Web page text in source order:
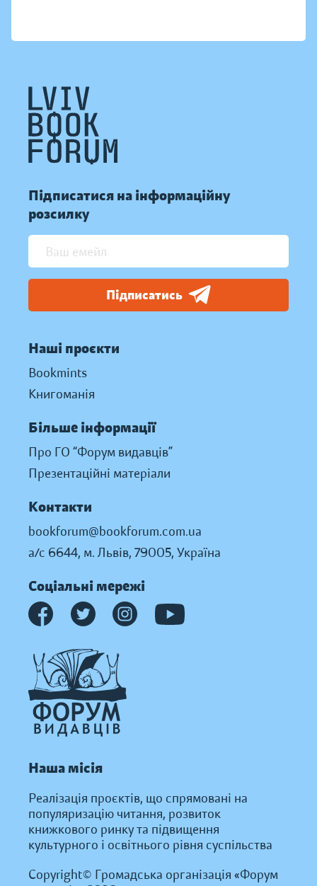
Підписатися на інформаційну
розсилку
Підписатись
Наші проєкти
Bookmints
Книгоманія
Більше інформації
Про ГО “Форум видавців”
Презентаційні матеріали
Контакти
bookforum@bookforum.com.ua
а/с 6644, м. Львів, 79005, Україна
Соціальні мережі
Наша місія
Реалізація проєктів, що спрямовані на
популяризацію читання, розвиток
книжкового ринку та підвищення
культурного і освітнього рівня суспільства
Copyright© Громадська організація «Форум